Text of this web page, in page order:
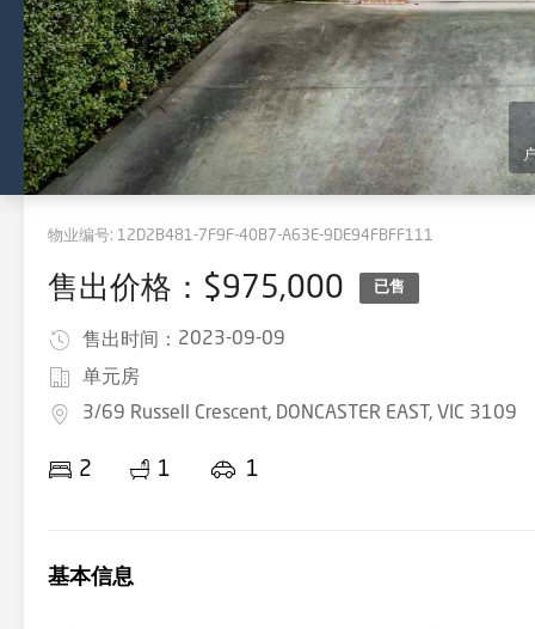
物业编号: 12D2B481-7F9F-40B7-A63E-9DE94FBFF111
售出价格：$975,000 已售
售出时间： 2023-09-09
单元房
3/69 Russell Crescent, DONCASTER EAST, VIC 3109
2 1 1
基本信息